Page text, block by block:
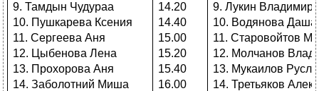
9. Тамдын Чудураа
10. Пушкарева Ксения
11. Сергеева Аня
12. Цыбенова Лена
13. Прохорова Аня
14. Заболотний Миша
14.20
14.40
15.00
15.20
15.40
16.00
9. Лукин Владимир
10. Водянова Даша
11. Старовойтов
12. Молчанов
13. Мукаилов
14. Третьяков